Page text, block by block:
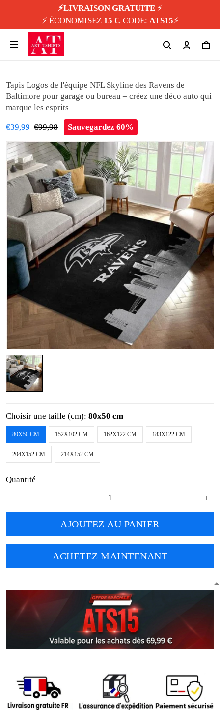
⚡️LIVRAISON GRATUITE⚡️
⚡️ ÉCONOMISEZ 15 €, CODE: ATS15⚡️
Tapis Logos de l'équipe NFL Skyline des Ravens de
Baltimore pour garage ou bureau – créez une déco auto qui
marque les esprits
€39,99 €99,98 Sauvegardez 60%
Choisir une taille (cm): 80x50 cm
80X50 CM 152X102 CM 162X122 CM 183X122 CM
204X152 CM 214X152 CM
Quantité
AJOUTEZ AU PANIER
ACHETEZ MAINTENANT